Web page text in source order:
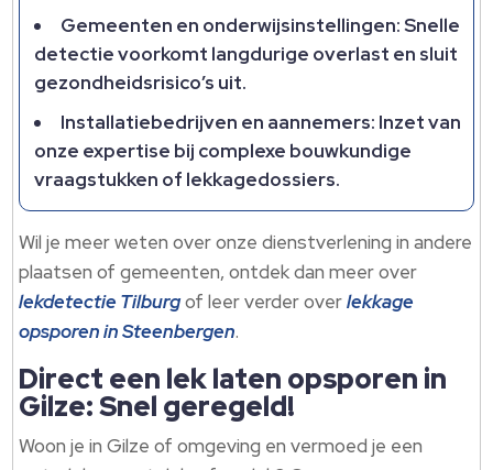
Gemeenten en onderwijsinstellingen: Snelle
detectie voorkomt langdurige overlast en sluit
gezondheidsrisico’s uit.
Installatiebedrijven en aannemers: Inzet van
onze expertise bij complexe bouwkundige
vraagstukken of lekkagedossiers.
Wil je meer weten over onze dienstverlening in andere
plaatsen of gemeenten, ontdek dan meer over
lekdetectie Tilburgof leer verder overlekkage
opsporen in Steenbergen.
Direct een lek laten opsporen in
Gilze: Snel geregeld!
Woon je in Gilze of omgeving en vermoed je een